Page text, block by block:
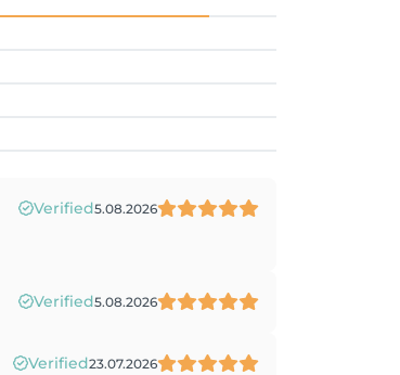
Verified5.08.2026
Verified5.08.2026
Verified23.07.2026